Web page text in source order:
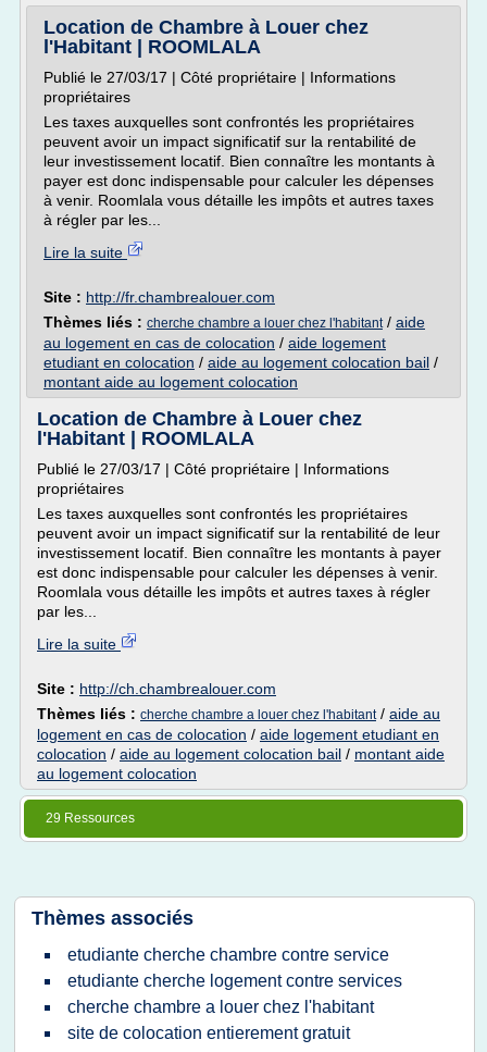
Location de Chambre à Louer chez
l'Habitant | ROOMLALA
Publié le 27/03/17 | Côté propriétaire | Informations
propriétaires
Les taxes auxquelles sont confrontés les propriétaires
peuvent avoir un impact significatif sur la rentabilité de
leur investissement locatif. Bien connaître les montants à
payer est donc indispensable pour calculer les dépenses
à venir. Roomlala vous détaille les impôts et autres taxes
à régler par les...
Lire la suite
Site : http://fr.chambrealouer.com
Thèmes liés : cherche chambre a louer chez l'habitant/ aide
au logement en cas de colocation / aide logement
etudiant en colocation / aide au logement colocation bail /
montant aide au logement colocation
Location de Chambre à Louer chez
l'Habitant | ROOMLALA
Publié le 27/03/17 | Côté propriétaire | Informations
propriétaires
Les taxes auxquelles sont confrontés les propriétaires
peuvent avoir un impact significatif sur la rentabilité de leur
investissement locatif. Bien connaître les montants à payer
est donc indispensable pour calculer les dépenses à venir.
Roomlala vous détaille les impôts et autres taxes à régler
par les...
Lire la suite
Site : http://ch.chambrealouer.com
Thèmes liés : cherche chambre a louer chez l'habitant/ aide au
logement en cas de colocation / aide logement etudiant en
colocation / aide au logement colocation bail / montant aide
au logement colocation
29 Ressources
Thèmes associés
etudiante cherche chambre contre service
etudiante cherche logement contre services
cherche chambre a louer chez l'habitant
site de colocation entierement gratuit